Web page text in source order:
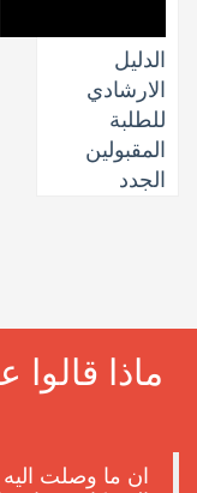
الدليل
الارشادي
للطلبة
المقبولين
الجدد
ماذا
ان ما وصلت